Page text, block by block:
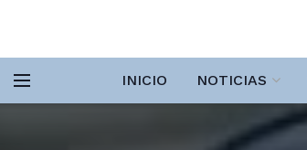
INICIO NOTICIAS